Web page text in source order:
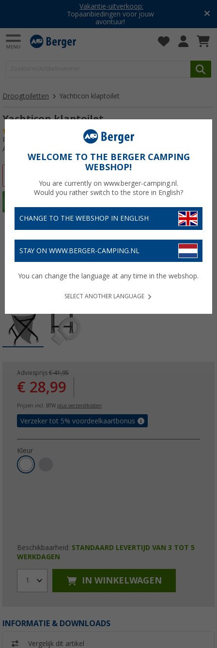
Vakantie-uitverkoop:
Topaanbiedingen voor jouw
avontuur!
Droogtoiletten Yachticon klaptoilet
Yachticon klaptoilet
Producttester:
Artikelnr: 263780
Adviesprijs € 41,95
€ 28,99
Prijzen incl. BTW plus verzendkosten
Verzeker tot 5% voordeelkaartbonus
Kleur
Beschikbaarheid: STANDAARD LEVERTIJD VAN 3 TOT 5
WERKDAGEN
1 IN WINKELWAGEN
INFORMATIE & DOWNLOADS
Vergelijk dit artikel
WELCOME TO THE BERGER CAMPING
WEBSHOP!
You are currently on www.berger-camping.nl.
Would you rather switch to the store in English?
CHANGE TO THE WEBSHOP IN ENGLISH
STAY ON WWW.BERGER-CAMPING.NL
You can change the language at any time in the webshop.
SELECT ANOTHER LANGUAGE